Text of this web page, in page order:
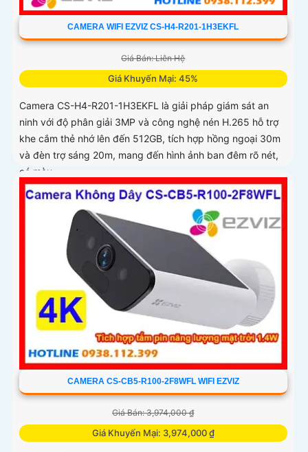
CAMERA WIFI EZVIZ CS-H4-R201-1H3EKFL
Giá Bán: Liên Hệ
Giá Khuyến Mại: 45%
Camera CS-H4-R201-1H3EKFL là giải pháp giám sát an
ninh với độ phân giải 3MP và công nghệ nén H.265 hỗ trợ
khe cắm thẻ nhớ lên đến 512GB, tích hợp hồng ngoại 30m
và đèn trợ sáng 20m, mang đến hình ảnh ban đêm rõ nét,
có màu
CAMERA CS-CB5-R100-2F8WFL WIFI EZVIZ
Giá Bán: 3,974,000 ₫
Giá Khuyến Mại: 3,974,000 ₫